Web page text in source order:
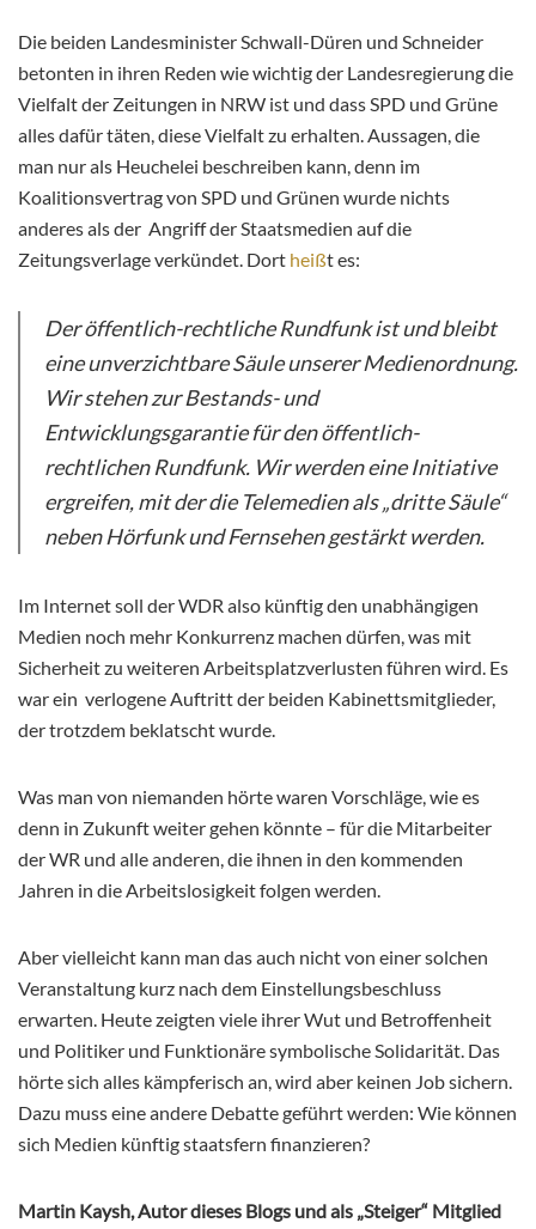
Die beiden Landesminister Schwall-Düren und Schneider
betonten in ihren Reden wie wichtig der Landesregierung die
Vielfalt der Zeitungen in NRW ist und dass SPD und Grüne
alles dafür täten, diese Vielfalt zu erhalten. Aussagen, die
man nur als Heuchelei beschreiben kann, denn im
Koalitionsvertrag von SPD und Grünen wurde nichts
anderes als der Angriff der Staatsmedien auf die
Zeitungsverlage verkündet. Dort heißt es:
Der öffentlich-rechtliche Rundfunk ist und bleibt
eine unverzichtbare Säule unserer Medienordnung.
Wir stehen zur Bestands- und
Entwicklungsgarantie für den öffentlich-
rechtlichen Rundfunk. Wir werden eine Initiative
ergreifen, mit der die Telemedien als „dritte Säule“
neben Hörfunk und Fernsehen gestärkt werden.
Im Internet soll der WDR also künftig den unabhängigen
Medien noch mehr Konkurrenz machen dürfen, was mit
Sicherheit zu weiteren Arbeitsplatzverlusten führen wird. Es
war ein verlogene Auftritt der beiden Kabinettsmitglieder,
der trotzdem beklatscht wurde.
Was man von niemanden hörte waren Vorschläge, wie es
denn in Zukunft weiter gehen könnte – für die Mitarbeiter
der WR und alle anderen, die ihnen in den kommenden
Jahren in die Arbeitslosigkeit folgen werden.
Aber vielleicht kann man das auch nicht von einer solchen
Veranstaltung kurz nach dem Einstellungsbeschluss
erwarten. Heute zeigten viele ihrer Wut und Betroffenheit
und Politiker und Funktionäre symbolische Solidarität. Das
hörte sich alles kämpferisch an, wird aber keinen Job sichern.
Dazu muss eine andere Debatte geführt werden: Wie können
sich Medien künftig staatsfern finanzieren?
Martin Kaysh, Autor dieses Blogs und als „Steiger“ Mitglied